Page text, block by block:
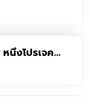
นึ่งโปรเจค